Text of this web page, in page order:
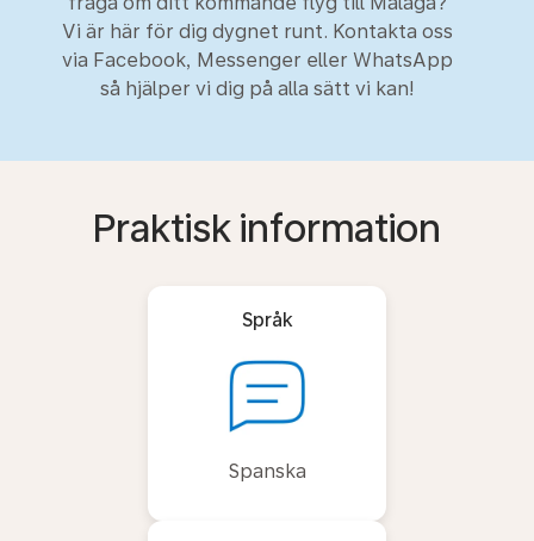
Vi är här för dig dygnet runt. Kontakta oss
via Facebook, Messenger eller WhatsApp
så hjälper vi dig på alla sätt vi kan!
Praktisk information
Språk
Spanska